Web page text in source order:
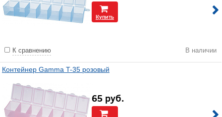
Купить
К сравнению В наличии
Контейнер Gamma T-35 розовый
65 руб.